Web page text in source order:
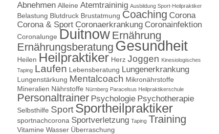
Abnehmen Alleine Atemtraininig Ausbildung Sport-Heilpraktiker
Belastung Blutdruck Brustatmung Coaching Corona
Corona & Sport Coronaerkrankung Coronainfektion
Coronalunge Duitnow Ernährung
Ernährungsberatung Gesundheit
Heilen Heilpraktiker Herz Joggen Kinesiologisches
Taping Laufen Lebensberatung Lungenerkrankung
Lungenstärkung Mentalcoach Mikronährstoffe
Mineralien Nährstoffe Nürnberg Paracelsus Heilpraktikerschule
Personaltrainer Psychologie Psychotherapie
Selbsthilfe Sport Sportheilpraktiker
sportnachcorona Sportverletzung Taping Training
Vitamine Wasser Überraschung